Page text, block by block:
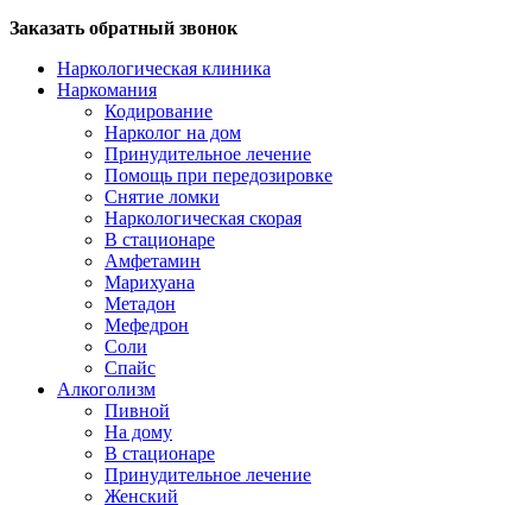
Заказать обратный звонок
Наркологическая клиника
Наркомания
Кодирование
Нарколог на дом
Принудительное лечение
Помощь при передозировке
Снятие ломки
Наркологическая скорая
В стационаре
Амфетамин
Марихуана
Метадон
Мефедрон
Соли
Спайс
Алкоголизм
Пивной
На дому
В стационаре
Принудительное лечение
Женский